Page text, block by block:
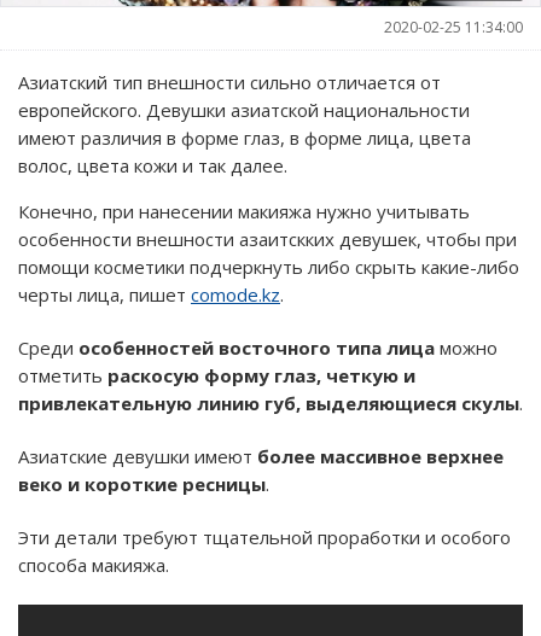
2020-02-25 11:34:00
Азиатский тип внешности сильно отличается от
европейского. Девушки азиатской национальности
имеют различия в форме глаз, в форме лица, цвета
волос, цвета кожи и так далее.
Конечно, при нанесении макияжа нужно учитывать
особенности внешности азаитскких девушек, чтобы при
помощи косметики подчеркнуть либо скрыть какие-либо
черты лица, пишет comode.kz.
Среди особенностей восточного типа лица можно
отметить раскосую форму глаз, четкую и
привлекательную линию губ, выделяющиеся скулы.
Азиатские девушки имеют более массивное верхнее
веко и короткие ресницы.
Эти детали требуют тщательной проработки и особого
способа макияжа.